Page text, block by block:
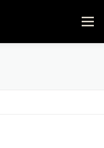
Menu